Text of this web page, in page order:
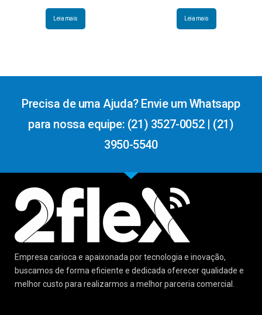
Leia mais Leia mais
Precisa de uma Ajuda? Envie um Whatsapp
para nossa equipe: (21) 3527-0052 | (21)
3950-5540
Empresa carioca e apaixonada por tecnologia e inovação,
buscamos de forma eficiente e dedicada oferecer qualidade e
melhor custo para realizarmos a melhor parceria comercial.